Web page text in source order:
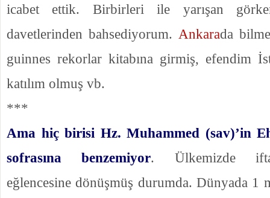
icabet ettik. Birbirleri ile yarışan
davetlerinden bahsediyorum. Ankarada
guinnes rekorlar kitabına girmiş, efendim
katılım olmuş vb.
***
Ama hiç birisi Hz. Muhammed (sav)’in
sofrasına benzemiyor. Ülkemizde
eğlencesine dönüşmüş durumda. Dünyada 1